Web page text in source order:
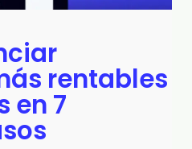
rentables
en 7